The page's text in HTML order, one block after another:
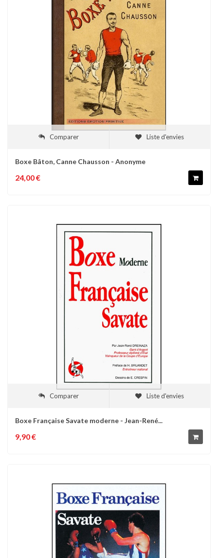
Comparer Liste d'envies
Boxe Bâton, Canne Chausson - Anonyme
24,00 €
Comparer Liste d'envies
Boxe Française Savate moderne - Jean-René...
9,90 €